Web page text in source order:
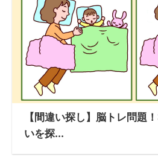
【間違い探し】脳トレ問題
いを探...